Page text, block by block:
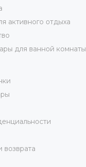
активного отдыха
для ванной комнаты
возврата